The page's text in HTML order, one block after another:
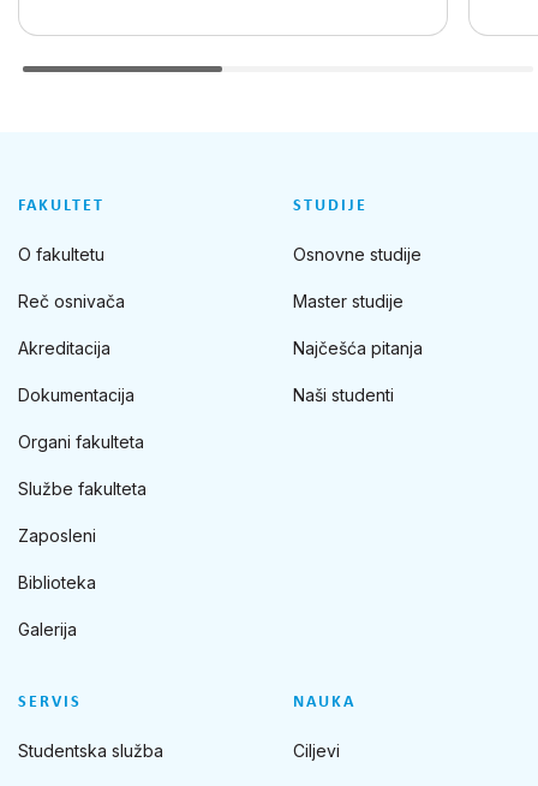
FAKULTET
O fakultetu
Reč osnivača
Akreditacija
Dokumentacija
Organi fakulteta
Službe fakulteta
Zaposleni
Biblioteka
Galerija
STUDIJE
Osnovne studije
Master studije
Najčešća pitanja
Naši studenti
SERVIS
Studentska služba
NAUKA
Ciljevi